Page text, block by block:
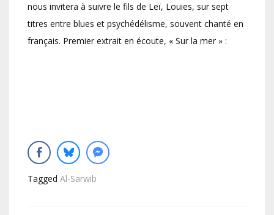
nous invitera à suivre le fils de Leï, Louies, sur sept
titres entre blues et psychédélisme, souvent chanté en
français. Premier extrait en écoute, « Sur la mer » :
Tagged Al-Sarwib